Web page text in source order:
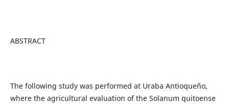
ABSTRACT
The following study was performed at Uraba Antioqueño,
where the agricultural evaluation of the Solanum quitoense